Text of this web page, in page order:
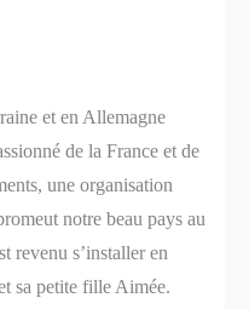
et en Allemagne
de la France et de
une organisation
notre beau pays au
revenu s’installer en
sa petite fille Aimée.